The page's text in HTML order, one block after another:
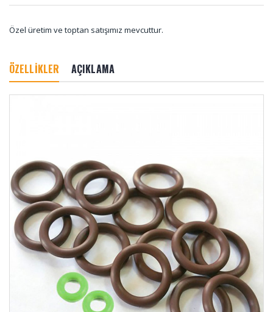
Özel üretim ve toptan satışımız mevcuttur.
ÖZELLİKLER AÇIKLAMA